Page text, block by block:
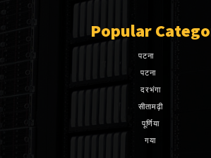
Popular
पटना
पटना
दरभंगा
सीतामढ़ी
पूर्णिया
गया